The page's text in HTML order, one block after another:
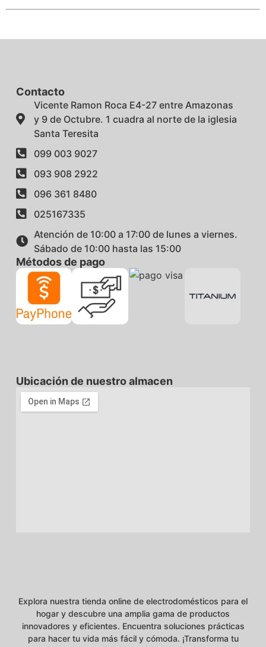
Explora nuestra tienda online de electrodomésticos para el
hogar y descubre una amplia gama de productos
innovadores y eficientes. Encuentra soluciones prácticas
para hacer tu vida más fácil y cómoda. ¡Transforma tu
Contacto
Vicente Ramon Roca E4-27 entre Amazonas
y 9 de Octubre. 1 cuadra al norte de la iglesia
Santa Teresita
099 003 9027
093 908 2922
096 361 8480
025167335
Atención de 10:00 a 17:00 de lunes a viernes.
Sábado de 10:00 hasta las 15:00
Métodos de pago
Ubicación de nuestro almacen